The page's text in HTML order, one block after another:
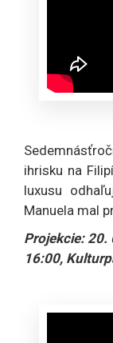
ihrisku na
luxusu
Manuela mal
Projekcie: 20.
16:00,